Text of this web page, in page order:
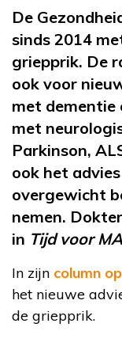
De
sinds 2014
griepprik. De
ook voor
met dementie
met
Parkinson,
ook het
overgewicht
nemen.
in Tijd voor
In zijn column
het nieuwe
de griepprik.